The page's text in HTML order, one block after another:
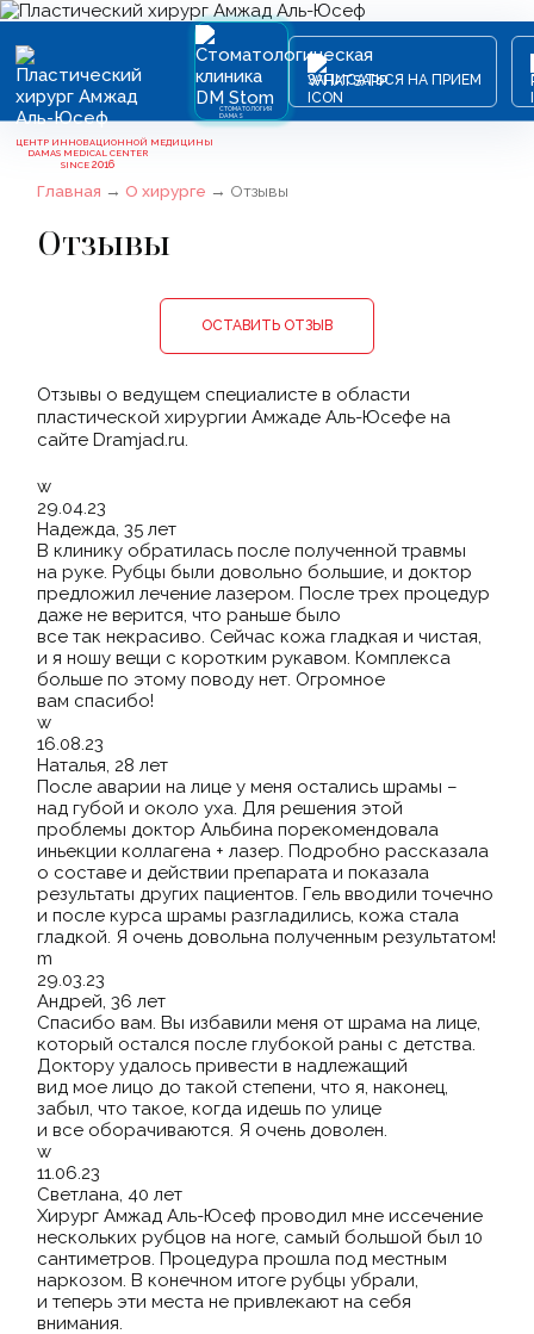
ЦЕНТР ИННОВАЦИОННОЙ МЕДИЦИНЫ
DAMAS MEDICAL CENTER
SINCE 2016
СТОМАТОЛОГИЯ
DAMAS
ЗАПИСАТЬСЯ НА ПРИЕМ
Главная →О хирурге → Отзывы
Отзывы
ОСТАВИТЬ ОТЗЫВ
Отзывы о ведущем специалисте в области
пластической хирургии Амжаде Аль-Юсефе на
сайте Dramjad.ru.
w
29.04.23
Надежда, 35 лет
В клинику обратилась после полученной травмы
на руке. Рубцы были довольно большие, и доктор
предложил лечение лазером. После трех процедур
даже не верится, что раньше было
все так некрасиво. Сейчас кожа гладкая и чистая,
и я ношу вещи с коротким рукавом. Комплекса
больше по этому поводу нет. Огромное
вам спасибо!
w
16.08.23
Наталья, 28 лет
После аварии на лице у меня остались шрамы –
над губой и около уха. Для решения этой
проблемы доктор Альбина порекомендовала
иньекции коллагена + лазер. Подробно рассказала
о составе и действии препарата и показала
результаты других пациентов. Гель вводили точечно
и после курса шрамы разгладились, кожа стала
гладкой. Я очень довольна полученным результатом!
m
29.03.23
Андрей, 36 лет
Спасибо вам. Вы избавили меня от шрама на лице,
который остался после глубокой раны с детства.
Доктору удалось привести в надлежащий
вид мое лицо до такой степени, что я, наконец,
забыл, что такое, когда идешь по улице
и все оборачиваются. Я очень доволен.
w
11.06.23
Светлана, 40 лет
Хирург Амжад Аль-Юсеф проводил мне иссечение
нескольких рубцов на ноге, самый большой был 10
сантиметров. Процедура прошла под местным
наркозом. В конечном итоге рубцы убрали,
и теперь эти места не привлекают на себя
внимания.